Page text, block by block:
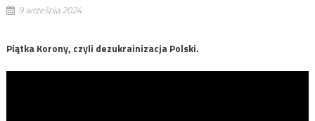
9 września 2024
Piątka Korony, czyli dezukrainizacja Polski.